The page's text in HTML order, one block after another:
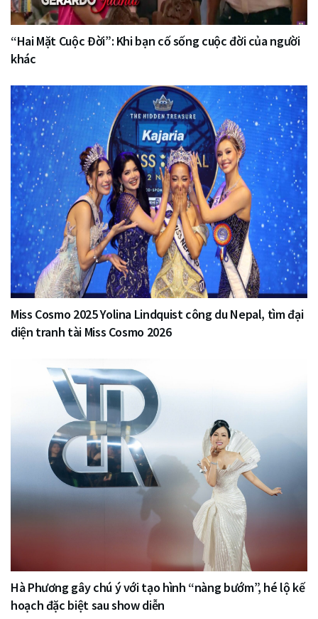
“Hai Mặt Cuộc Đời”: Khi bạn cố sống cuộc đời của người
khác
Miss Cosmo 2025 Yolina Lindquist công du Nepal, tìm đại
diện tranh tài Miss Cosmo 2026
Hà Phương gây chú ý với tạo hình “nàng bướm”, hé lộ kế
hoạch đặc biệt sau show diễn